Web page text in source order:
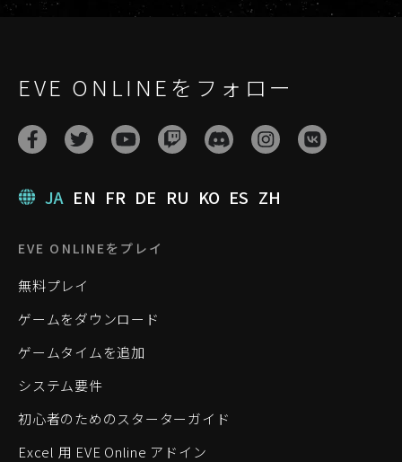
EVE ONLINEをフォロー
JA EN FR DE RU KO ES ZH
EVE ONLINEをプレイ
無料プレイ
ゲームをダウンロード
ゲームタイムを追加
システム要件
初心者のためのスターターガイド
Excel 用 EVE Online アドイン